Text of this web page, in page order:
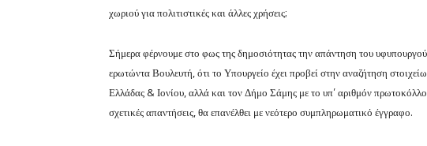
χωριού για πολιτιστικές και άλλες χρήσεις;
Σήμερα φέρνουμε στο φως της δημοσιότητας την απάντηση του
ερωτώντα Βουλευτή, ότι το Υπουργείο έχει προβεί στην αναζήτηση
Ελλάδας & Ιονίου, αλλά και τον Δήμο Σάμης με το υπ’ αριθμόν
σχετικές απαντήσεις, θα επανέλθει με νεότερο συμπληρωματικό έγγραφο.